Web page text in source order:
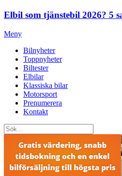
Elbil som tjänstebil 2026? 5
Meny
Bilnyheter
Toppnyheter
Biltester
Elbilar
Klassiska bilar
Motorsport
Prenumerera
Kontakt